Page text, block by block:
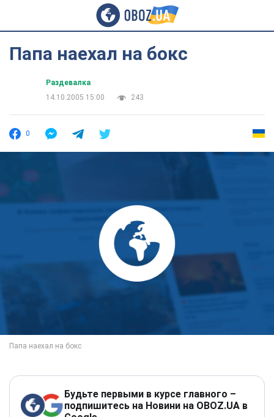
Папа наехал на бокс
Раздевалка
14.10.2005 15:00
243
0
Будьте первыми в курсе главного –
подпишитесь на Новини на OBOZ.UA в